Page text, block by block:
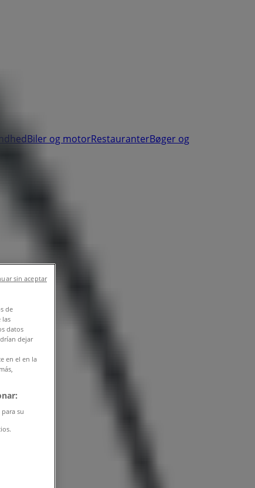
Biler og motorRestauranterBøger og
de
las
datos
dejar
en el en la
su
sin aceptar